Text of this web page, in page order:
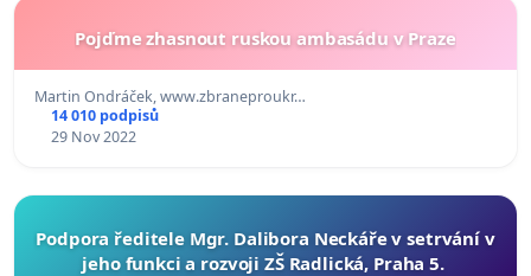
Pojďme zhasnout ruskou ambasádu v Praze
Martin Ondráček, www.zbraneproukr…
14 010 podpisů
29 Nov 2022
Podpora ředitele Mgr. Dalibora Neckáře v setrvání v
jeho funkci a rozvoji ZŠ Radlická, Praha 5.